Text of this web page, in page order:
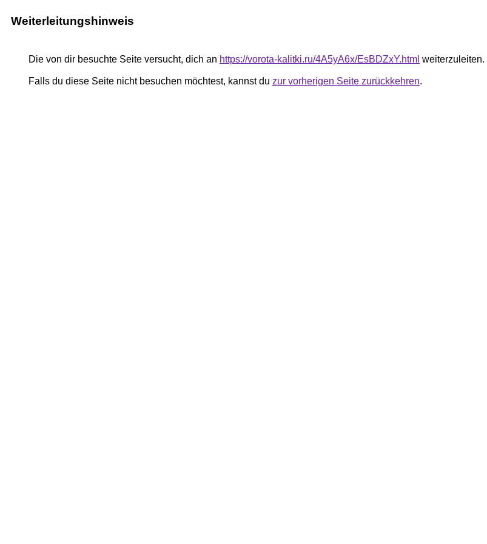
Weiterleitungshinweis
Die von dir besuchte Seite versucht, dich an https://vorota-kalitki.ru/4A5yA6x/EsBDZxY.html weiterzuleiten.
Falls du diese Seite nicht besuchen möchtest, kannst du zur vorherigen Seite zurückkehren.